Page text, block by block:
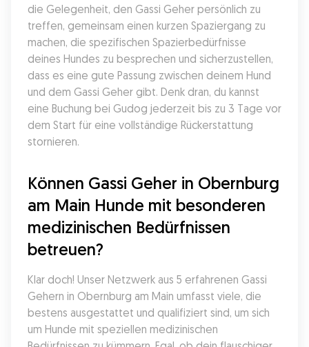
die Gelegenheit, den Gassi Geher persönlich zu
treffen, gemeinsam einen kurzen Spaziergang zu
machen, die spezifischen Spazierbedürfnisse
deines Hundes zu besprechen und sicherzustellen,
dass es eine gute Passung zwischen deinem Hund
und dem Gassi Geher gibt. Denk dran, du kannst
eine Buchung bei Gudog jederzeit bis zu 3 Tage vor
dem Start für eine vollständige Rückerstattung
stornieren.
Können Gassi Geher in Obernburg
am Main Hunde mit besonderen
medizinischen Bedürfnissen
betreuen?
Klar doch! Unser Netzwerk aus 5 erfahrenen Gassi
Gehern in Obernburg am Main umfasst viele, die
bestens ausgestattet und qualifiziert sind, um sich
um Hunde mit speziellen medizinischen